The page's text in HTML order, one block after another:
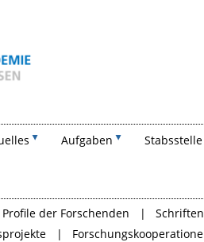
Aufgaben
Profile der Forschenden